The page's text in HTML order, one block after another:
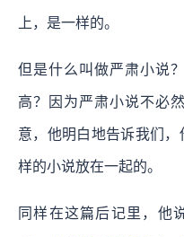
上，是一样的。
但是什么叫做严肃小说
高？因为严肃小说不必
意，他明白地告诉我们
样的小说放在一起的。
同样在这篇后记里，他